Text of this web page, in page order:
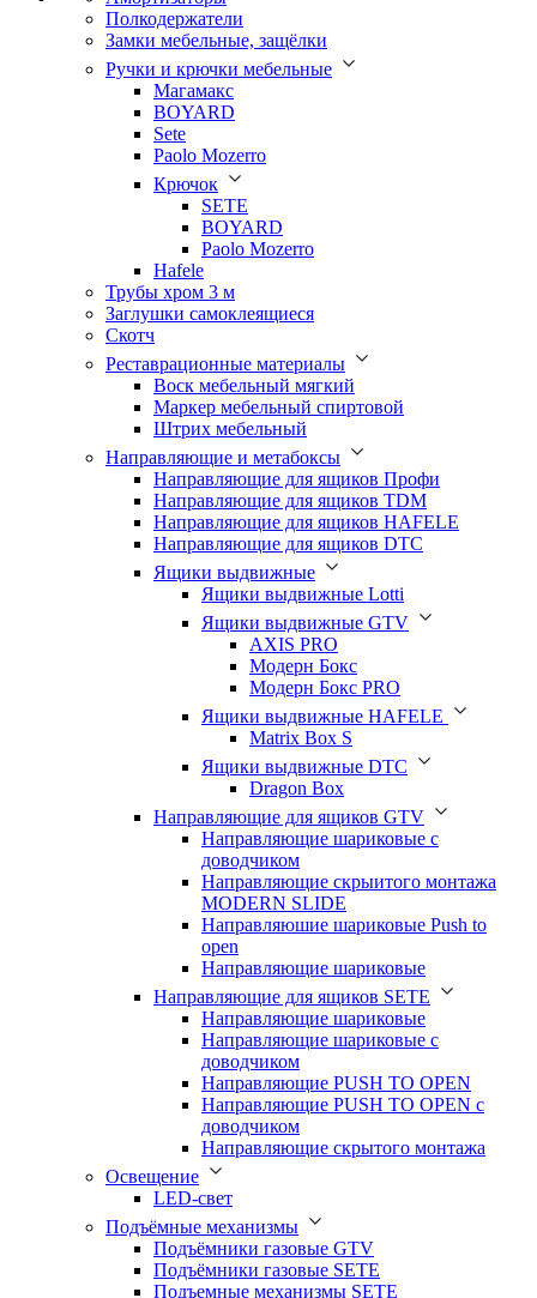
Полкодержатели
Замки мебельные, защёлки
Ручки и крючки мебельные
Магамакс
BOYARD
Sete
Paolo Mozerro
Крючок
SETE
BOYARD
Paolo Mozerro
Hafele
Трубы хром 3 м
Заглушки самоклеящиеся
Скотч
Реставрационные материалы
Воск мебельный мягкий
Маркер мебельный спиртовой
Штрих мебельный
Направляющие и метабоксы
Направляющие для ящиков Профи
Направляющие для ящиков TDM
Направляющие для ящиков HAFELE
Направляющие для ящиков DTC
Ящики выдвижные
Ящики выдвижные Lotti
Ящики выдвижные GTV
AXIS PRO
Модерн Бокс
Модерн Бокс PRO
Ящики выдвижные HAFELE
Matrix Box S
Ящики выдвижные DTC
Dragon Box
Направляющие для ящиков GTV
Направляющие шариковые с
доводчиком
Направляющие скрыитого монтажа
MODERN SLIDE
Направляюшие шариковые Push to
open
Направляющие шариковые
Направляющие для ящиков SETE
Направляющие шариковые
Направляющие шариковые с
доводчиком
Направляющие PUSH TO OPEN
Направляющие PUSH TO OPEN с
доводчиком
Направляющие скрытого монтажа
Освещение
LED-свет
Подъёмные механизмы
Подъёмники газовые GTV
Подъёмники газовые SETE
Подъемные механизмы SETE